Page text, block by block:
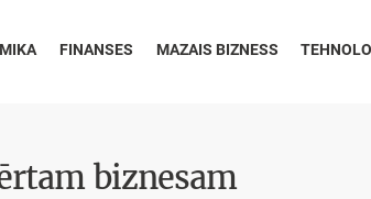
FINANSES MAZAIS BIZNESS
biznesam